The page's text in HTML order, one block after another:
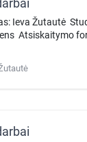
Ieva Žutautė
Atsiskaitymo